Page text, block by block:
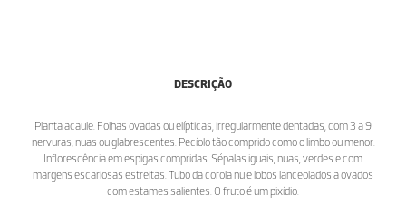
DESCRIÇÃO
Planta acaule. Folhas ovadas ou elípticas, irregularmente dentadas, com 3 a 9
nervuras, nuas ou glabrescentes. Pecíolo tão comprido como o limbo ou menor.
Inflorescência em espigas compridas. Sépalas iguais, nuas, verdes e com
margens escariosas estreitas. Tubo da corola nu e lobos lanceolados a ovados
com estames salientes. O fruto é um pixídio.